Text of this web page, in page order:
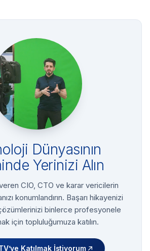
Dünyasının
Yerinizi Alın
CIO, CTO ve karar vericilerin
konumlandırın. Başarı hikayenizi
binlerce profesyonele
için topluluğumuza katılın.
Katılmak İstiyorum